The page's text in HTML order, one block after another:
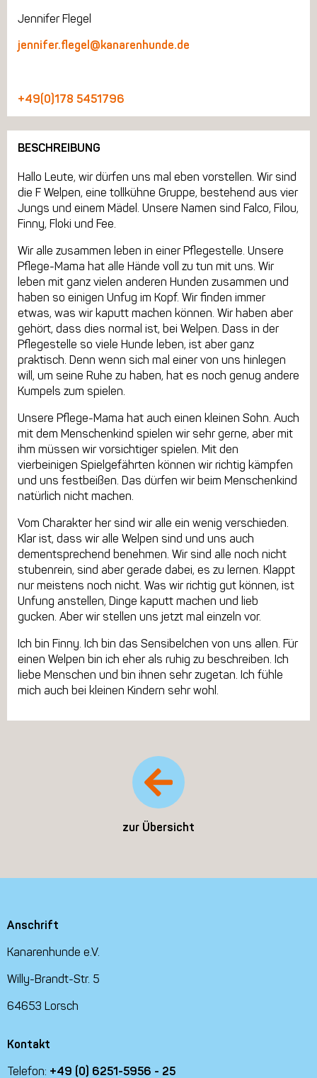
Jennifer Flegel
jennifer.flegel@kanarenhunde.de
+49(0)178 5451796
BESCHREIBUNG
Hallo Leute, wir dürfen uns mal eben vorstellen. Wir sind
die F Welpen, eine tollkühne Gruppe, bestehend aus vier
Jungs und einem Mädel. Unsere Namen sind Falco, Filou,
Finny, Floki und Fee.
Wir alle zusammen leben in einer Pflegestelle. Unsere
Pflege-Mama hat alle Hände voll zu tun mit uns. Wir
leben mit ganz vielen anderen Hunden zusammen und
haben so einigen Unfug im Kopf. Wir finden immer
etwas, was wir kaputt machen können. Wir haben aber
gehört, dass dies normal ist, bei Welpen. Dass in der
Pflegestelle so viele Hunde leben, ist aber ganz
praktisch. Denn wenn sich mal einer von uns hinlegen
will, um seine Ruhe zu haben, hat es noch genug andere
Kumpels zum spielen.
Unsere Pflege-Mama hat auch einen kleinen Sohn. Auch
mit dem Menschenkind spielen wir sehr gerne, aber mit
ihm müssen wir vorsichtiger spielen. Mit den
vierbeinigen Spielgefährten können wir richtig kämpfen
und uns festbeißen. Das dürfen wir beim Menschenkind
natürlich nicht machen.
Vom Charakter her sind wir alle ein wenig verschieden.
Klar ist, dass wir alle Welpen sind und uns auch
dementsprechend benehmen. Wir sind alle noch nicht
stubenrein, sind aber gerade dabei, es zu lernen. Klappt
nur meistens noch nicht. Was wir richtig gut können, ist
Unfung anstellen, Dinge kaputt machen und lieb
gucken. Aber wir stellen uns jetzt mal einzeln vor.
Ich bin Finny. Ich bin das Sensibelchen von uns allen. Für
einen Welpen bin ich eher als ruhig zu beschreiben. Ich
liebe Menschen und bin ihnen sehr zugetan. Ich fühle
mich auch bei kleinen Kindern sehr wohl.
zur Übersicht
Anschrift
Kanarenhunde e.V.
Willy-Brandt-Str. 5
64653 Lorsch
Kontakt
Telefon: +49 (0) 6251-5956 - 25